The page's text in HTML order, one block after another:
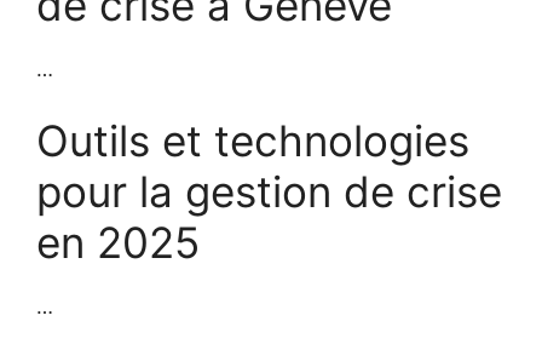
…
Outils et technologies
pour la gestion de crise
en 2025
…